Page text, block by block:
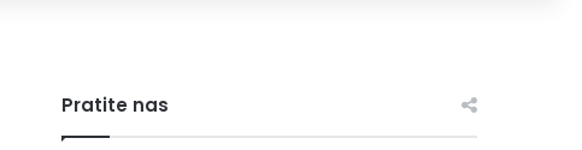
Pratite nas